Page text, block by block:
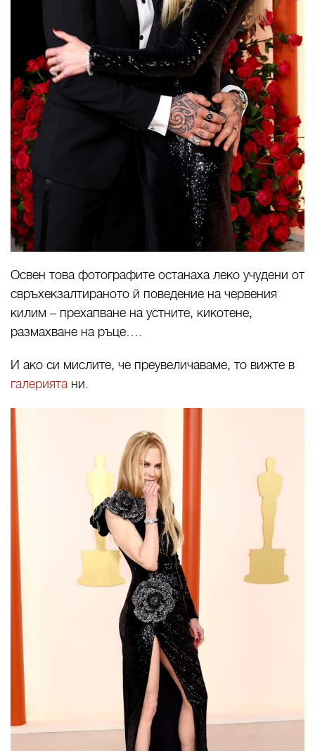
Освен това фотографите останаха леко учудени от
свръхекзалтираното й поведение на червения
килим – прехапване на устните, кикотене,
размахване на ръце….
И ако си мислите, че преувеличаваме, то вижте в
галериятани.